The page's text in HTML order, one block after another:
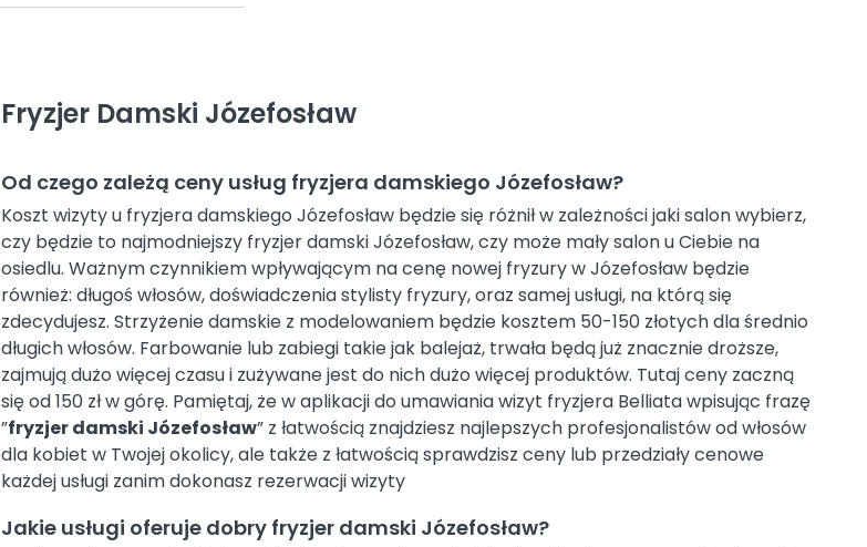
Fryzjer Damski Józefosław
Od czego zależą ceny usług fryzjera damskiego Józefosław?
Koszt wizyty u fryzjera damskiego Józefosław będzie się różnił w zależności jaki salon wybierz,
czy będzie to najmodniejszy fryzjer damski Józefosław, czy może mały salon u Ciebie na
osiedlu. Ważnym czynnikiem wpływającym na cenę nowej fryzury w Józefosław będzie
również: długoś włosów, doświadczenia stylisty fryzury, oraz samej usługi, na którą się
zdecydujesz. Strzyżenie damskie z modelowaniem będzie kosztem 50-150 złotych dla średnio
długich włosów. Farbowanie lub zabiegi takie jak balejaż, trwała będą już znacznie droższe,
zajmują dużo więcej czasu i zużywane jest do nich dużo więcej produktów. Tutaj ceny zaczną
się od 150 zł w górę. Pamiętaj, że w aplikacji do umawiania wizyt fryzjera Belliata wpisując frazę
”fryzjer damski Józefosław” z łatwością znajdziesz najlepszych profesjonalistów od włosów
dla kobiet w Twojej okolicy, ale także z łatwością sprawdzisz ceny lub przedziały cenowe
każdej usługi zanim dokonasz rezerwacji wizyty
Jakie usługi oferuje dobry fryzjer damski Józefosław?